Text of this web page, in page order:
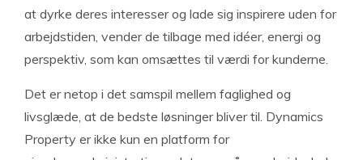
at dyrke deres interesser og lade sig inspirere uden for
arbejdstiden, vender de tilbage med idéer, energi og
perspektiv, som kan omsættes til værdi for kunderne.
Det er netop i det samspil mellem faglighed og
livsglæde, at de bedste løsninger bliver til. Dynamics
Property er ikke kun en platform for